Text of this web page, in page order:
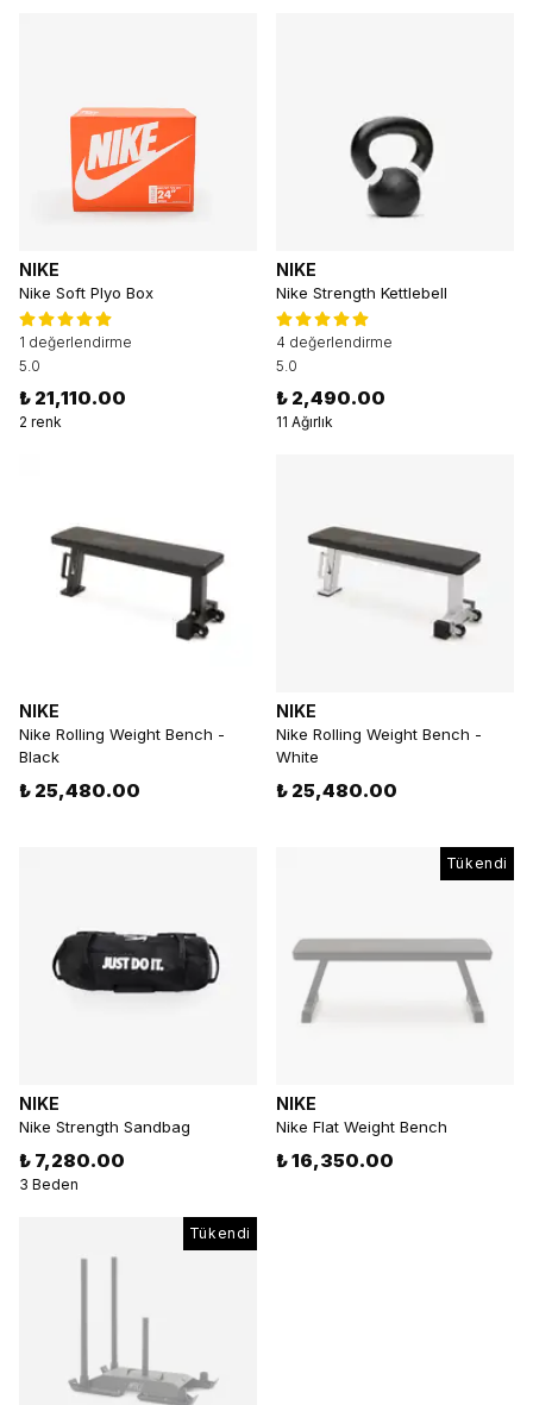
NIKE
Nike Soft Plyo Box
1 değerlendirme
5.0
₺ 21,110.00
2 renk
NIKE
Nike Strength Kettlebell
4 değerlendirme
5.0
₺ 2,490.00
11 Ağırlık
NIKE
Nike Rolling Weight Bench -
Black
₺ 25,480.00
NIKE
Nike Rolling Weight Bench -
White
₺ 25,480.00
NIKE
Nike Strength Sandbag
₺ 7,280.00
3 Beden
Tükendi
NIKE
Nike Flat Weight Bench
₺ 16,350.00
Tükendi